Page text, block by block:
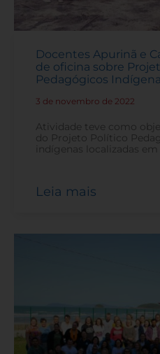
Docentes Apurinã e
de oficina sobre
Pedagógicos
3 de novembro de 2022
Atividade teve como
do Projeto Político
indígenas localizadas
Leia mais